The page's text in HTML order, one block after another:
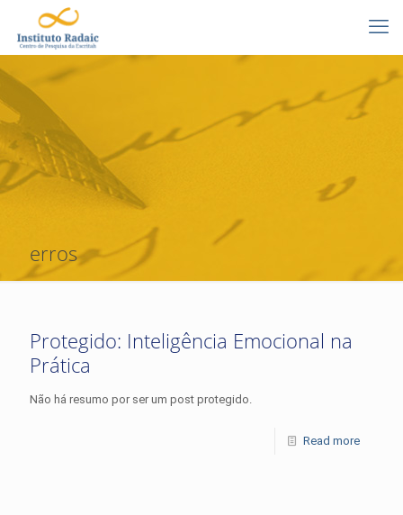
erros
Protegido: Inteligência Emocional na
Prática
Não há resumo por ser um post protegido.
Read more